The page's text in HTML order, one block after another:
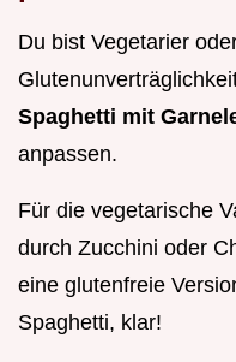
Du bist Vegetarier
Spaghetti mit
anpassen.
Für die vegetarische
durch Zucchini oder
eine glutenfreie
Spaghetti, klar!